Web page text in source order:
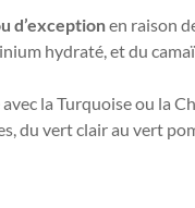
d’exceptionen raison
hydraté, et du
la Turquoise ou la
du vert clair au vert